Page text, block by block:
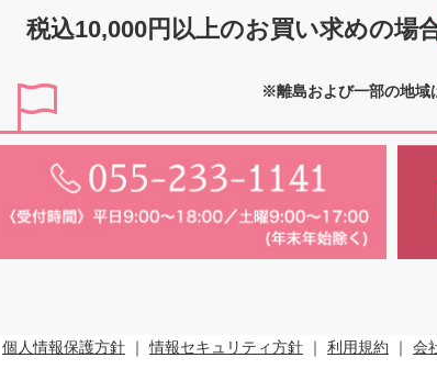
税込10,000円以上のお買い求めの場
※離島および一部の地域
個人情報保護方針 ｜情報セキュリティ方針 ｜ 利用規約 ｜ 会